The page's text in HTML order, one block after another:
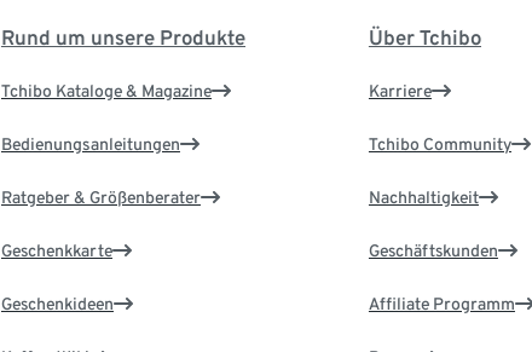
Rund um unsere Produkte
Tchibo Kataloge & Magazine
Bedienungsanleitungen
Ratgeber & Größenberater
Geschenkkarte
Geschenkideen
Über Tchibo
Karriere
Tchibo Community
Nachhaltigkeit
Geschäftskunden
Affiliate Programm